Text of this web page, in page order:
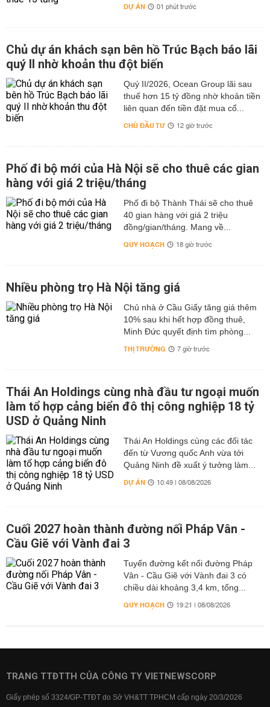
DỰ ÁN 01 phút trước
Chủ dự án khách sạn bên hồ Trúc Bạch báo lãi
quý II nhờ khoản thu đột biến
Quý II/2026, Ocean Group lãi sau
thuế hơn 15 tỷ đồng nhờ khoản tiền
liên quan đến tiền đặt mua cổ...
CHỦ ĐẦU TƯ 12 giờ trước
Phố đi bộ mới của Hà Nội sẽ cho thuê các gian
hàng với giá 2 triệu/tháng
Phố đi bộ Thành Thái sẽ cho thuê
40 gian hàng với giá 2 triệu
đồng/gian/tháng. Mang về...
QUY HOẠCH 18 giờ trước
Nhiều phòng trọ Hà Nội tăng giá
Chủ nhà ở Cầu Giấy tăng giá thêm
10% sau khi hết hợp đồng thuê,
Minh Đức quyết định tìm phòng...
THỊ TRƯỜNG 7 giờ trước
Thái An Holdings cùng nhà đầu tư ngoại muốn
làm tổ hợp cảng biển đô thị công nghiệp 18 tỷ
USD ở Quảng Ninh
Thái An Holdings cùng các đối tác
đến từ Vương quốc Anh vừa tới
Quảng Ninh đề xuất ý tưởng làm...
DỰ ÁN 10:49 | 08/08/2026
Cuối 2027 hoàn thành đường nối Pháp Vân -
Cầu Giẽ với Vành đai 3
Tuyến đường kết nối đường Pháp
Vân - Cầu Giẽ với Vành đai 3 có
chiều dài khoảng 3,4 km, tổng...
QUY HOẠCH 19:21 | 08/08/2026
TRANG TTĐTTH CỦA CÔNG TY VIETNEWSCORP
Giấy phép số 3324/GP-TTĐT do Sở VH&TT TPHCM cấp ngày 20/3/2026